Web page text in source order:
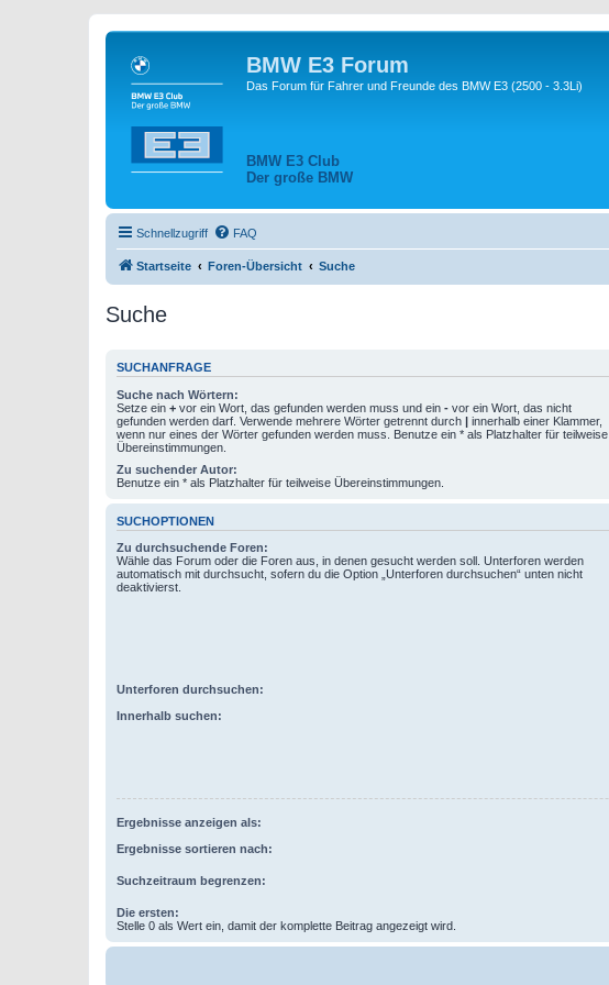
BMW E3 Forum
Das Forum für Fahrer und Freunde des BMW E3 (2500 - 3.3Li)
BMW E3 Club
Der große BMW
Schnellzugriff FAQ
Startseite Foren-Übersicht Suche
Suche
SUCHANFRAGE
Suche nach Wörtern:
Setze ein + vor ein Wort, das gefunden werden muss und ein - vor ein Wort, das nicht
gefunden werden darf. Verwende mehrere Wörter getrennt durch | innerhalb einer Klammer,
wenn nur eines der Wörter gefunden werden muss. Benutze ein * als Platzhalter für teilweise
Übereinstimmungen.
Zu suchender Autor:
Benutze ein * als Platzhalter für teilweise Übereinstimmungen.
SUCHOPTIONEN
Zu durchsuchende Foren:
Wähle das Forum oder die Foren aus, in denen gesucht werden soll. Unterforen werden
automatisch mit durchsucht, sofern du die Option „Unterforen durchsuchen“ unten nicht
deaktivierst.
Unterforen durchsuchen:
Innerhalb suchen:
Ergebnisse anzeigen als:
Ergebnisse sortieren nach:
Suchzeitraum begrenzen:
Die ersten:
Stelle 0 als Wert ein, damit der komplette Beitrag angezeigt wird.